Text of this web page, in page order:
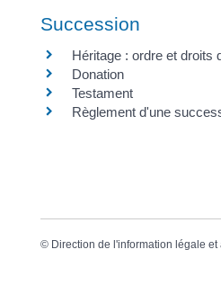
Succession
Héritage : ordre et droits
Donation
Testament
Règlement d'une
© Direction de l'information légale et